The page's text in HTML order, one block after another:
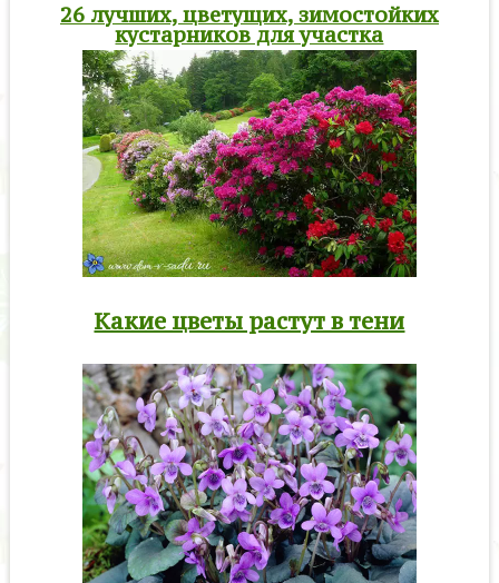
26 лучших, цветущих, зимостойких
кустарников для участка
Какие цветы растут в тени